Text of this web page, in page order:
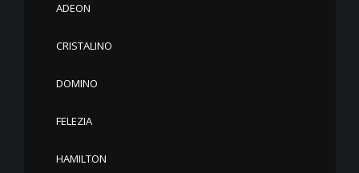
ADEON
CRISTALINO
DOMINO
FELEZIA
HAMILTON